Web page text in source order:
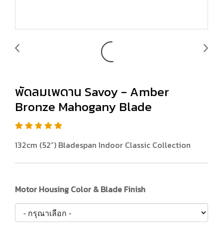
พัดลมเพดาน Savoy - Amber
Bronze Mahogany Blade
132cm (52”) Bladespan Indoor Classic Collection
Motor Housing Color & Blade Finish